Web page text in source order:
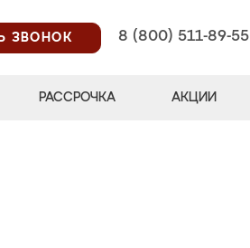
ЗВОНОК
8 (800) 511-89-55
РАССРОЧКА АКЦИИ